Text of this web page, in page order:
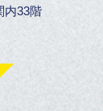
内33階